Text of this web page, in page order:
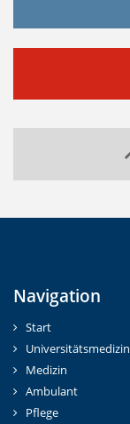
Navigation
Start
Universitätsmedizin
Medizin
Ambulant
Pflege